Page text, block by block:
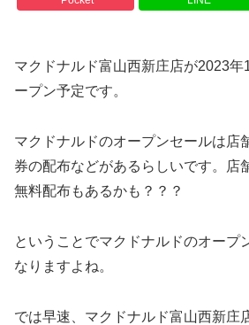
マクドナルド富山西新庄店が2023年
ープン予定です。
マクドナルドのオープンセールは店
券の配布などがあるらしいです。店
無料配布もあるかも？？？
ということでマクドナルドのオープ
なりますよね。
では早速、マクドナルド富山西新庄